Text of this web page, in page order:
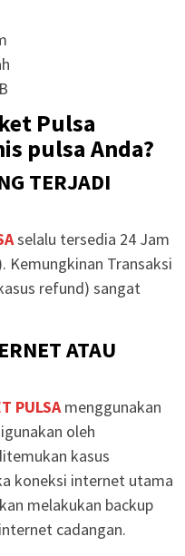
Pulsa
pulsa Anda?
TERJADI
selalu tersedia 24 Jam
Kemungkinan Transaksi
refund) sangat
ATAU
PULSAmenggunakan
oleh
kasus
koneksi internet utama
melakukan backup
cadangan.